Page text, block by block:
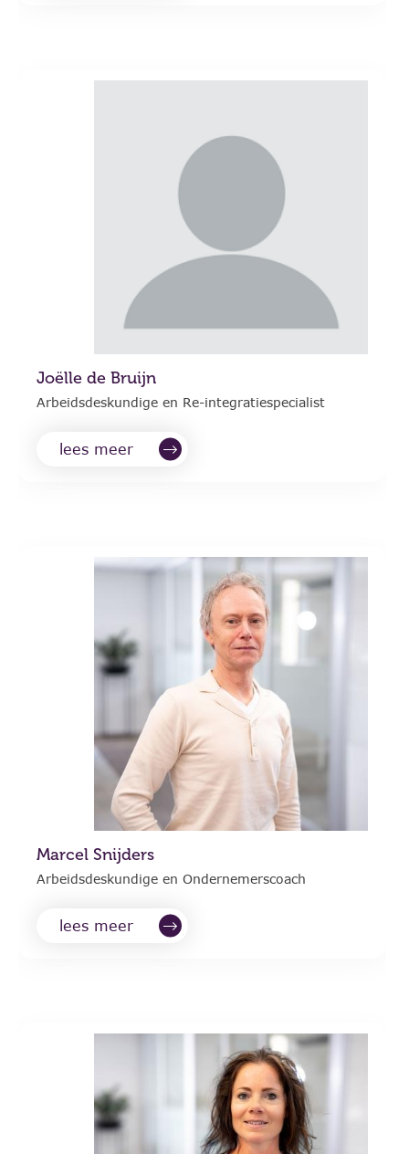
Joëlle de Bruijn
Arbeidsdeskundige en Re-integratiespecialist
lees meer
Marcel Snijders
Arbeidsdeskundige en Ondernemerscoach
lees meer